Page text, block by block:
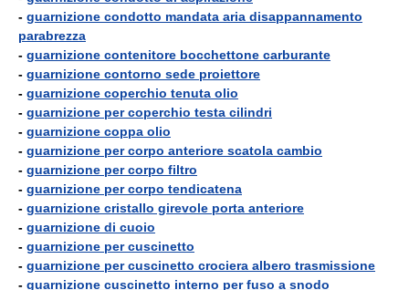
- guarnizione condotto mandata aria disappannamento
parabrezza
- guarnizione contenitore bocchettone carburante
- guarnizione contorno sede proiettore
- guarnizione coperchio tenuta olio
- guarnizione per coperchio testa cilindri
- guarnizione coppa olio
- guarnizione per corpo anteriore scatola cambio
- guarnizione per corpo filtro
- guarnizione per corpo tendicatena
- guarnizione cristallo girevole porta anteriore
- guarnizione di cuoio
- guarnizione per cuscinetto
- guarnizione per cuscinetto crociera albero trasmissione
- guarnizione cuscinetto interno per fuso a snodo